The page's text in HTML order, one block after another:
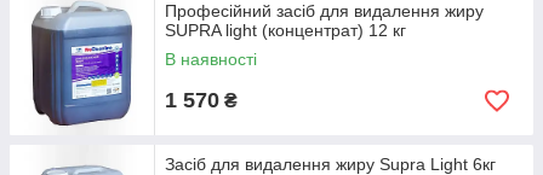
Професійний засіб для видалення жиру
SUPRA light (концентрат) 12 кг
В наявності
1 570 ₴
Засіб для видалення жиру Supra Light 6кг